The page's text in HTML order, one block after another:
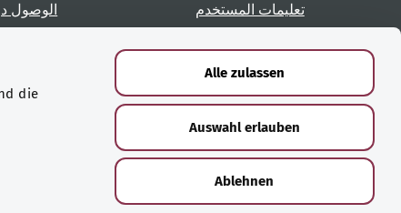
die
Alle zulassen
Auswahl erlauben
Ablehnen
تعليمات المستخدم
نظرة عامة على الصفحات
الوصول
الشهادات